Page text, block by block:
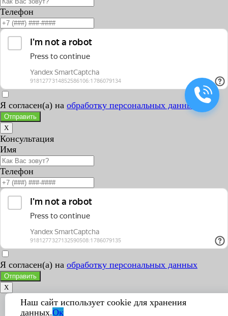
Телефон
Я согласен(а) на обработку персональных данных
Отправить
X
Консультация
Имя
Телефон
Я согласен(а) на обработку персональных данных
Отправить
X
Наш сайт использует cookie для хранения
данных.Ок